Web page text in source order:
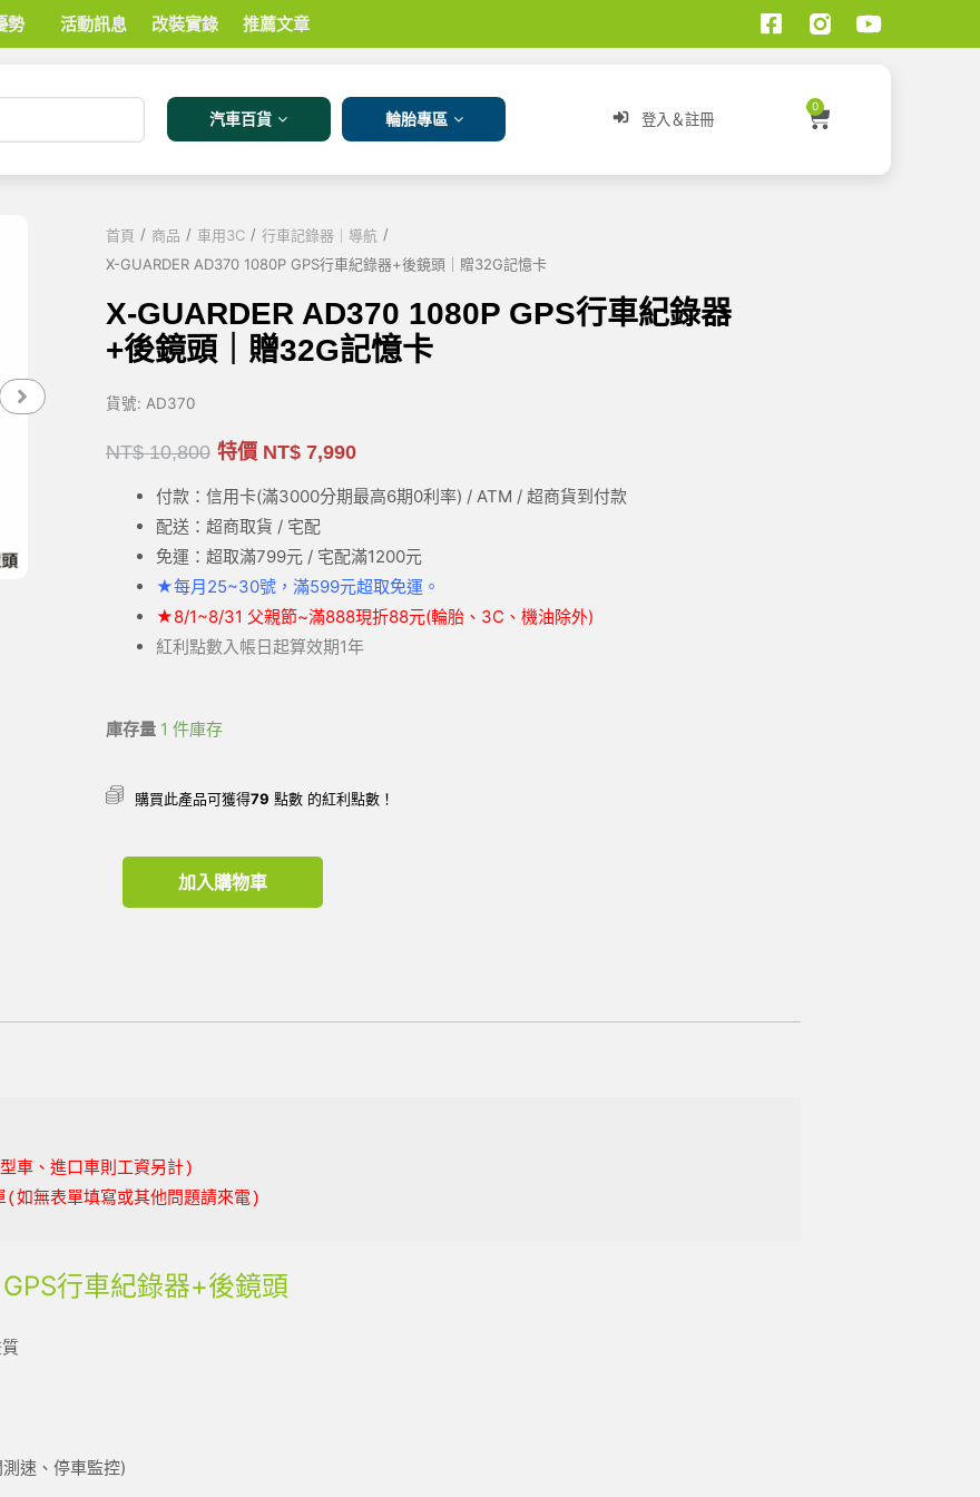
勢 活動訊息 改裝實錄 推薦文章
汽車百貨 輪胎專區 登入＆註冊
0
首頁 / 商品 / 車用3C / 行車記錄器｜導航 /
X-GUARDER AD370 1080P GPS行車紀錄器+後鏡頭｜贈32G記憶卡
X-GUARDER AD370 1080P GPS行車紀錄器
+後鏡頭｜贈32G記憶卡
貨號: AD370
NT$10,800 特價 NT$7,990
付款：信用卡(滿3000分期最高6期0利率) / ATM / 超商貨到付款
配送：超商取貨 / 宅配
免運：超取滿799元 / 宅配滿1200元
★每月25~30號，滿599元超取免運。
★8/1~8/31 父親節~滿888現折88元(輪胎、3C、機油除外)
紅利點數入帳日起算效期1年
庫存量 1 件庫存
購買此產品可獲得79 點數 的紅利點數！
加入購物車
車、進口車則工資另計)
(如無表單填寫或其他問題請來電)
行車紀錄器+後鏡頭
速、停車監控)